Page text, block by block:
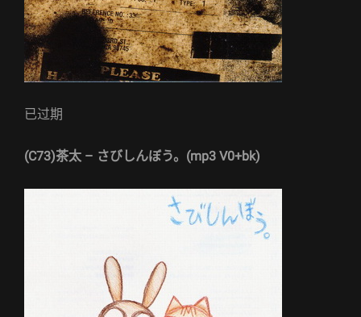
已过期
(C73)茶太 – さびしんぼう。(mp3 V0+bk)